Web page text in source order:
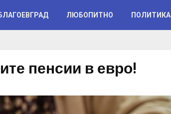
БЛАГОЕВГРАД ЛЮБОПИТНО ПОЛИТИКА
пенсии в евро!